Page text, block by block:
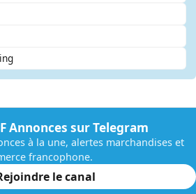
Annonces sur Telegram
à la une, alertes marchandises et
francophone.
le canal